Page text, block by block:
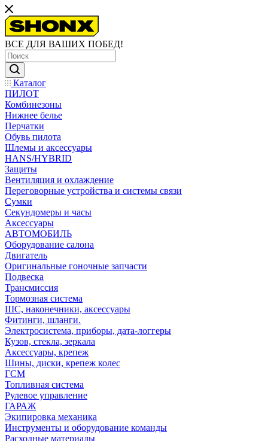
ВСЕ ДЛЯ ВАШИХ ПОБЕД!
Каталог
ПИЛОТ
Комбинезоны
Нижнее белье
Перчатки
Обувь пилота
Шлемы и аксессуары
HANS/HYBRID
Защиты
Вентиляция и охлаждение
Переговорные устройства и системы связи
Сумки
Секундомеры и часы
Аксессуары
АВТОМОБИЛЬ
Оборудование салона
Двигатель
Оригинальные гоночные запчасти
Подвеска
Трансмиссия
Тормозная система
ШС, наконечники, аксессуары
Фитинги, шланги.
Электросистема, приборы, дата-логгеры
Кузов, стекла, зеркала
Аксессуары, крепеж
Шины, диски, крепеж колес
ГСМ
Топливная система
Рулевое управление
ГАРАЖ
Экипировка механика
Инструменты и оборудование команды
Расходные материалы